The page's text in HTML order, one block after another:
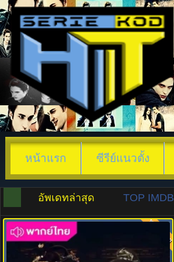
หน้าแรก ซีรีย์แนวตั้ง
อัพเดทล่าสุด TOP IMDB
8.0 พากย์ไทย